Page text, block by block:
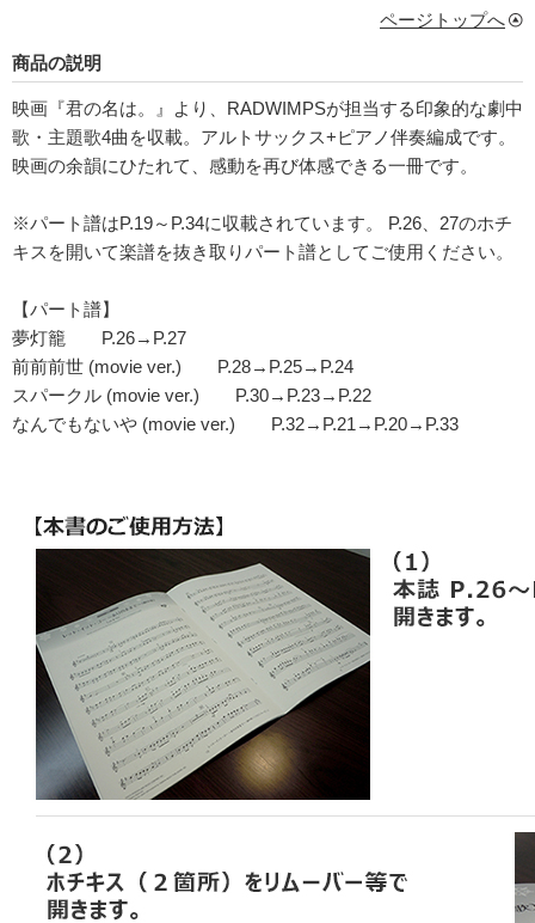
ページトップへ
商品の説明
映画『君の名は。』より、RADWIMPSが担当する印象的な劇中
歌・主題歌4曲を収載。アルトサックス+ピアノ伴奏編成です。
映画の余韻にひたれて、感動を再び体感できる一冊です。
※パート譜はP.19～P.34に収載されています。 P.26、27のホチ
キスを開いて楽譜を抜き取りパート譜としてご使用ください。
【パート譜】
夢灯籠 P.26→P.27
前前前世 (movie ver.) P.28→P.25→P.24
スパークル (movie ver.) P.30→P.23→P.22
なんでもないや (movie ver.) P.32→P.21→P.20→P.33